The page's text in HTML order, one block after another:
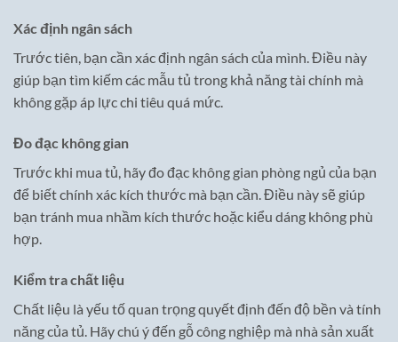
Xác định ngân sách
Trước tiên, bạn cần xác định ngân sách của mình. Điều này
giúp bạn tìm kiếm các mẫu tủ trong khả năng tài chính mà
không gặp áp lực chi tiêu quá mức.
Đo đạc không gian
Trước khi mua tủ, hãy đo đạc không gian phòng ngủ của bạn
để biết chính xác kích thước mà bạn cần. Điều này sẽ giúp
bạn tránh mua nhầm kích thước hoặc kiểu dáng không phù
hợp.
Kiểm tra chất liệu
Chất liệu là yếu tố quan trọng quyết định đến độ bền và tính
năng của tủ. Hãy chú ý đến gỗ công nghiệp mà nhà sản xuất